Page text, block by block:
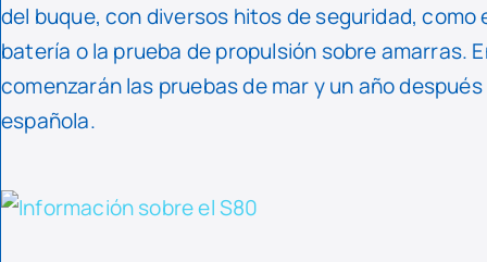
del buque, con diversos hitos de seguridad, como
batería o la prueba de propulsión sobre amarras.
comenzarán las pruebas de mar y un año
española.